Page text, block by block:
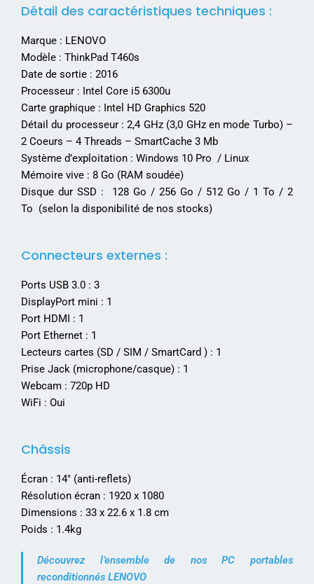
Détail des caractéristiques techniques :
Marque : LENOVO
Modèle : ThinkPad T460s
Date de sortie : 2016
Processeur : Intel Core i5 6300u
Carte graphique : Intel HD Graphics 520
Détail du processeur : 2,4 GHz (3,0 GHz en mode Turbo) –
2 Coeurs – 4 Threads – SmartCache 3 Mb
Système d’exploitation : Windows 10 Pro / Linux
Mémoire vive : 8 Go (RAM soudée)
Disque dur SSD : 128 Go / 256 Go / 512 Go / 1 To / 2
To (selon la disponibilité de nos stocks)
Connecteurs externes :
Ports USB 3.0 : 3
DisplayPort mini : 1
Port HDMI : 1
Port Ethernet : 1
Lecteurs cartes (SD / SIM / SmartCard ) : 1
Prise Jack (microphone/casque) : 1
Webcam : 720p HD
WiFi : Oui
Châssis
Écran : 14″ (anti-reflets)
Résolution écran : 1920 x 1080
Dimensions : 33 x 22.6 x 1.8 cm
Poids : 1.4kg
Découvrez l’ensemble de nos PC portables
reconditionnés LENOVO